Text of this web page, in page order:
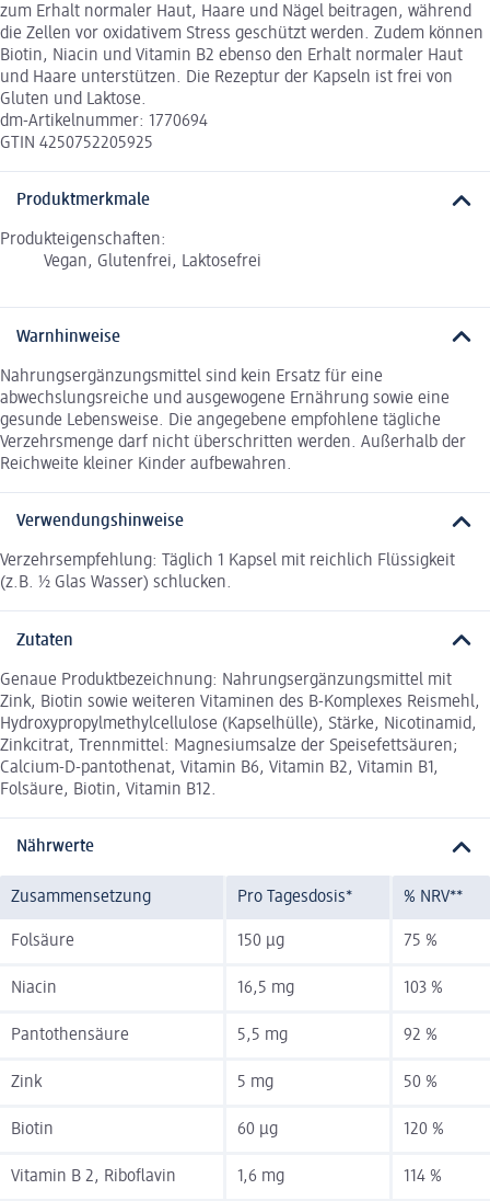
zum Erhalt normaler Haut, Haare und Nägel beitragen, während
die Zellen vor oxidativem Stress geschützt werden. Zudem können
Biotin, Niacin und Vitamin B2 ebenso den Erhalt normaler Haut
und Haare unterstützen. Die Rezeptur der Kapseln ist frei von
Gluten und Laktose.
dm-Artikelnummer: 1770694
GTIN 4250752205925
Produktmerkmale
Produkteigenschaften:
Vegan, Glutenfrei, Laktosefrei
Warnhinweise
Nahrungsergänzungsmittel sind kein Ersatz für eine
abwechslungsreiche und ausgewogene Ernährung sowie eine
gesunde Lebensweise. Die angegebene empfohlene tägliche
Verzehrsmenge darf nicht überschritten werden. Außerhalb der
Reichweite kleiner Kinder aufbewahren.
Verwendungshinweise
Verzehrsempfehlung: Täglich 1 Kapsel mit reichlich Flüssigkeit
(z.B. ½ Glas Wasser) schlucken.
Zutaten
Genaue Produktbezeichnung: Nahrungsergänzungsmittel mit
Zink, Biotin sowie weiteren Vitaminen des B-Komplexes Reismehl,
Hydroxypropylmethylcellulose (Kapselhülle), Stärke, Nicotinamid,
Zinkcitrat, Trennmittel: Magnesiumsalze der Speisefettsäuren;
Calcium-D-pantothenat, Vitamin B6, Vitamin B2, Vitamin B1,
Folsäure, Biotin, Vitamin B12.
Nährwerte
Zusammensetzung Pro Tagesdosis* % NRV**
Folsäure 150 µg 75 %
Niacin 16,5 mg 103 %
Pantothensäure 5,5 mg 92 %
Zink 5 mg 50 %
Biotin 60 µg 120 %
Vitamin B 2, Riboflavin 1,6 mg 114 %